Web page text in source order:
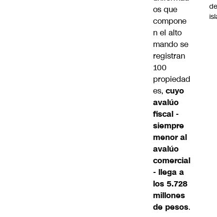
os que
compone
n el alto
mando se
registran
100
propiedad
es, cuyo
avalúo
fiscal -
siempre
menor al
avalúo
comercial
- llega a
los 5.728
millones
de pesos.